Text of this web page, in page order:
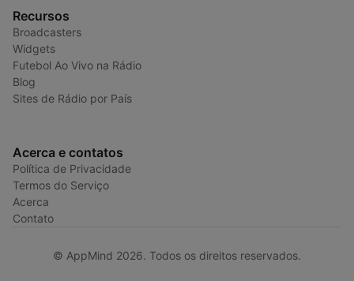
Recursos
Broadcasters
Widgets
Futebol Ao Vivo na Rádio
Blog
Sites de Rádio por País
Acerca e contatos
Política de Privacidade
Termos do Serviço
Acerca
Contato
© AppMind 2026. Todos os direitos reservados.